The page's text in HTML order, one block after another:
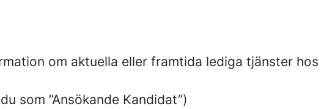
om aktuella eller framtida lediga tjänster hos
som ”Ansökande Kandidat”)